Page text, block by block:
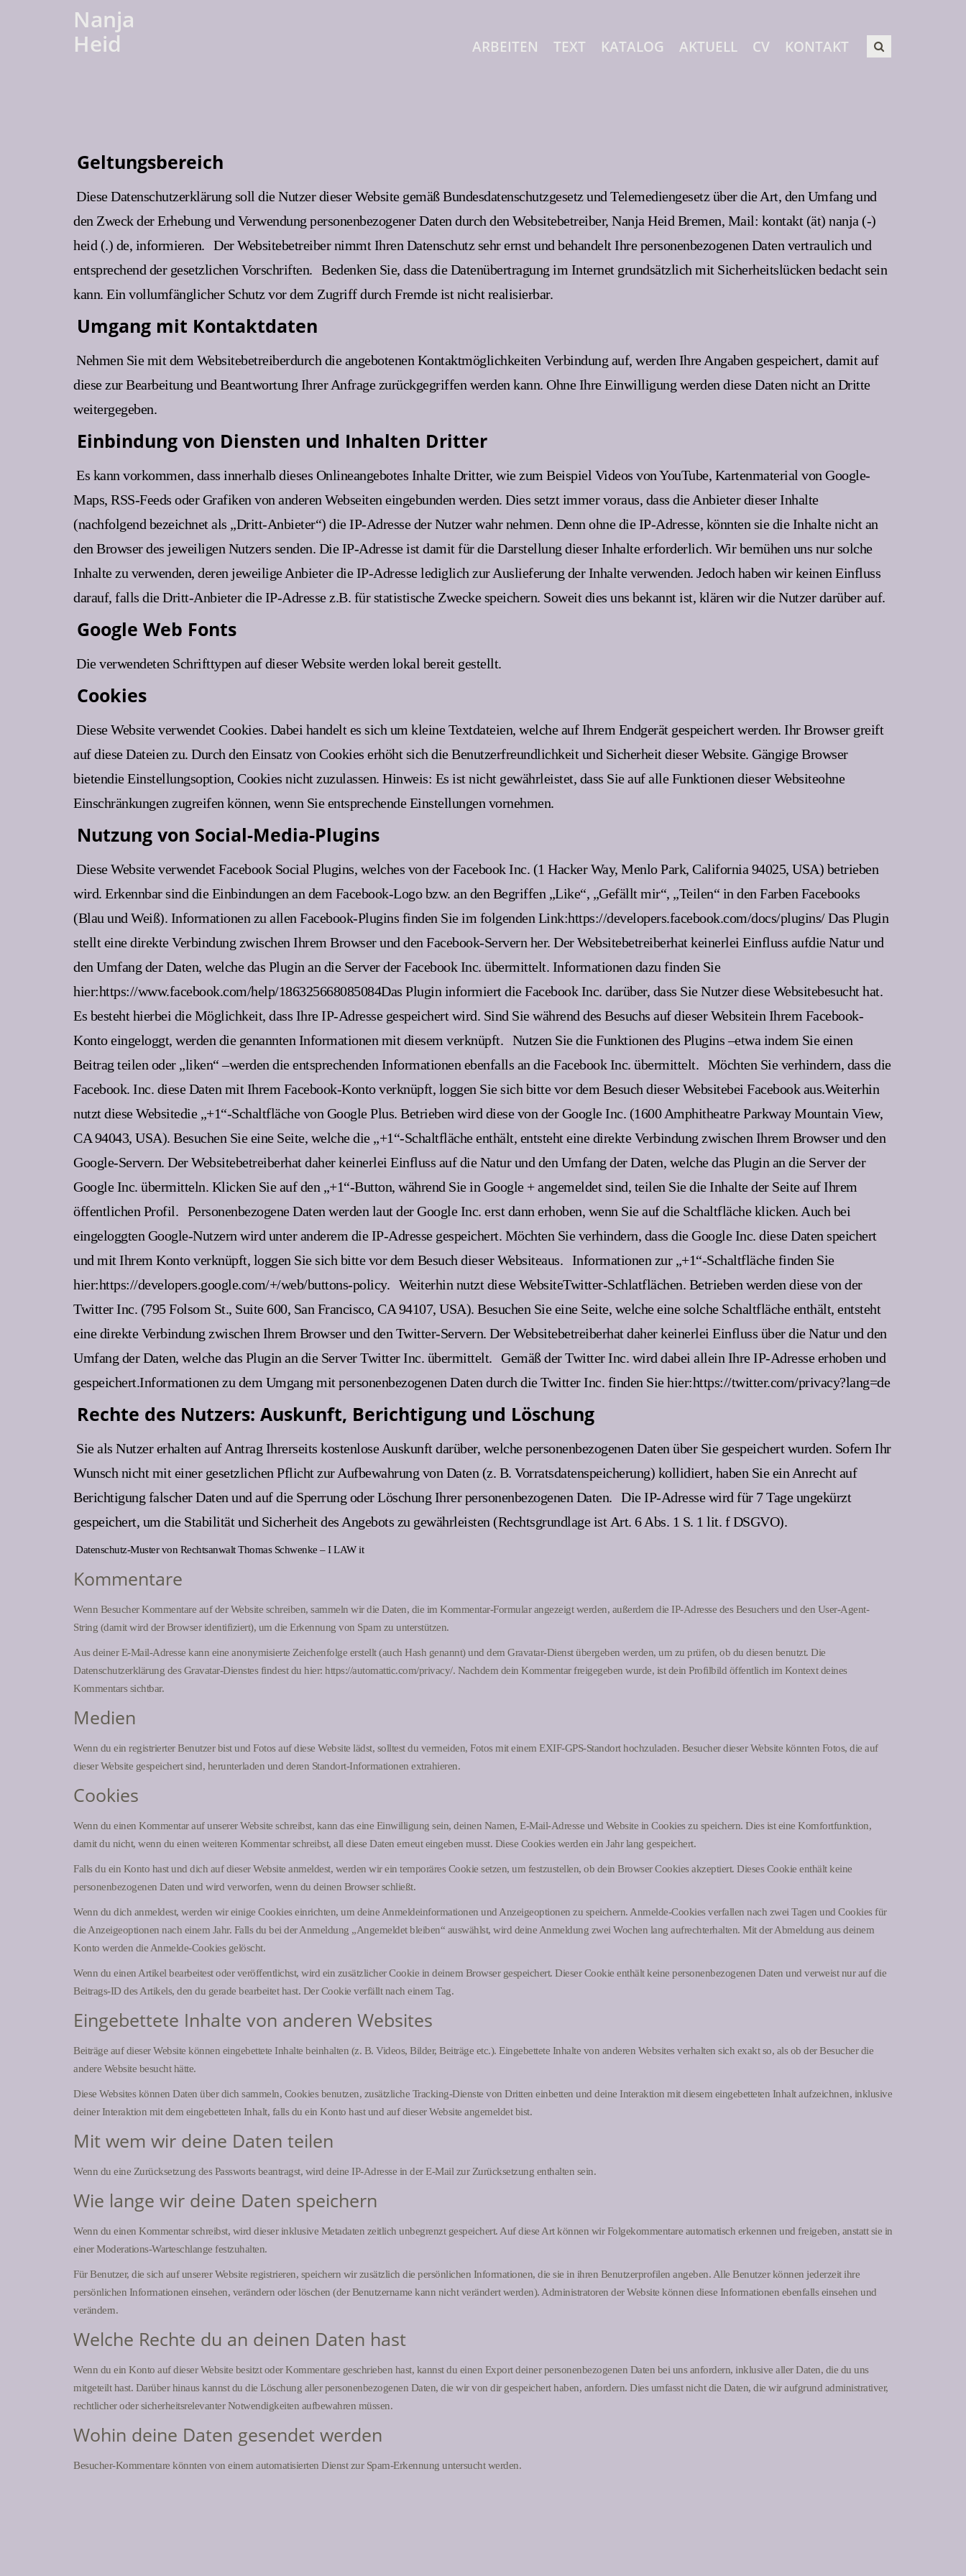
Nanja
Heid
ARBEITEN TEXT KATALOG AKTUELL CV KONTAKT
Geltungsbereich
Diese Datenschutzerklärung soll die Nutzer dieser Website gemäß Bundesdatenschutzgesetz und Telemediengesetz über die Art, den Umfang und
den Zweck der Erhebung und Verwendung personenbezogener Daten durch den Websitebetreiber, Nanja Heid Bremen, Mail: kontakt (ät) nanja (-)
heid (.) de, informieren. Der Websitebetreiber nimmt Ihren Datenschutz sehr ernst und behandelt Ihre personenbezogenen Daten vertraulich und
entsprechend der gesetzlichen Vorschriften. Bedenken Sie, dass die Datenübertragung im Internet grundsätzlich mit Sicherheitslücken bedacht sein
kann. Ein vollumfänglicher Schutz vor dem Zugriff durch Fremde ist nicht realisierbar.
Umgang mit Kontaktdaten
Nehmen Sie mit dem Websitebetreiberdurch die angebotenen Kontaktmöglichkeiten Verbindung auf, werden Ihre Angaben gespeichert, damit auf
diese zur Bearbeitung und Beantwortung Ihrer Anfrage zurückgegriffen werden kann. Ohne Ihre Einwilligung werden diese Daten nicht an Dritte
weitergegeben.
Einbindung von Diensten und Inhalten Dritter
Es kann vorkommen, dass innerhalb dieses Onlineangebotes Inhalte Dritter, wie zum Beispiel Videos von YouTube, Kartenmaterial von Google-
Maps, RSS-Feeds oder Grafiken von anderen Webseiten eingebunden werden. Dies setzt immer voraus, dass die Anbieter dieser Inhalte
(nachfolgend bezeichnet als „Dritt-Anbieter“) die IP-Adresse der Nutzer wahr nehmen. Denn ohne die IP-Adresse, könnten sie die Inhalte nicht an
den Browser des jeweiligen Nutzers senden. Die IP-Adresse ist damit für die Darstellung dieser Inhalte erforderlich. Wir bemühen uns nur solche
Inhalte zu verwenden, deren jeweilige Anbieter die IP-Adresse lediglich zur Auslieferung der Inhalte verwenden. Jedoch haben wir keinen Einfluss
darauf, falls die Dritt-Anbieter die IP-Adresse z.B. für statistische Zwecke speichern. Soweit dies uns bekannt ist, klären wir die Nutzer darüber auf.
Google Web Fonts
Die verwendeten Schrifttypen auf dieser Website werden lokal bereit gestellt.
Cookies
Diese Website verwendet Cookies. Dabei handelt es sich um kleine Textdateien, welche auf Ihrem Endgerät gespeichert werden. Ihr Browser greift
auf diese Dateien zu. Durch den Einsatz von Cookies erhöht sich die Benutzerfreundlichkeit und Sicherheit dieser Website. Gängige Browser
bietendie Einstellungsoption, Cookies nicht zuzulassen. Hinweis: Es ist nicht gewährleistet, dass Sie auf alle Funktionen dieser Websiteohne
Einschränkungen zugreifen können, wenn Sie entsprechende Einstellungen vornehmen.
Nutzung von Social-Media-Plugins
Diese Website verwendet Facebook Social Plugins, welches von der Facebook Inc. (1 Hacker Way, Menlo Park, California 94025, USA) betrieben
wird. Erkennbar sind die Einbindungen an dem Facebook-Logo bzw. an den Begriffen „Like“, „Gefällt mir“, „Teilen“ in den Farben Facebooks
(Blau und Weiß). Informationen zu allen Facebook-Plugins finden Sie im folgenden Link:https://developers.facebook.com/docs/plugins/ Das Plugin
stellt eine direkte Verbindung zwischen Ihrem Browser und den Facebook-Servern her. Der Websitebetreiberhat keinerlei Einfluss aufdie Natur und
den Umfang der Daten, welche das Plugin an die Server der Facebook Inc. übermittelt. Informationen dazu finden Sie
hier:https://www.facebook.com/help/186325668085084Das Plugin informiert die Facebook Inc. darüber, dass Sie Nutzer diese Websitebesucht hat.
Es besteht hierbei die Möglichkeit, dass Ihre IP-Adresse gespeichert wird. Sind Sie während des Besuchs auf dieser Websitein Ihrem Facebook-
Konto eingeloggt, werden die genannten Informationen mit diesem verknüpft. Nutzen Sie die Funktionen des Plugins –etwa indem Sie einen
Beitrag teilen oder „liken“ –werden die entsprechenden Informationen ebenfalls an die Facebook Inc. übermittelt. Möchten Sie verhindern, dass die
Facebook. Inc. diese Daten mit Ihrem Facebook-Konto verknüpft, loggen Sie sich bitte vor dem Besuch dieser Websitebei Facebook aus.Weiterhin
nutzt diese Websitedie „+1“-Schaltfläche von Google Plus. Betrieben wird diese von der Google Inc. (1600 Amphitheatre Parkway Mountain View,
CA 94043, USA). Besuchen Sie eine Seite, welche die „+1“-Schaltfläche enthält, entsteht eine direkte Verbindung zwischen Ihrem Browser und den
Google-Servern. Der Websitebetreiberhat daher keinerlei Einfluss auf die Natur und den Umfang der Daten, welche das Plugin an die Server der
Google Inc. übermitteln. Klicken Sie auf den „+1“-Button, während Sie in Google + angemeldet sind, teilen Sie die Inhalte der Seite auf Ihrem
öffentlichen Profil. Personenbezogene Daten werden laut der Google Inc. erst dann erhoben, wenn Sie auf die Schaltfläche klicken. Auch bei
eingeloggten Google-Nutzern wird unter anderem die IP-Adresse gespeichert. Möchten Sie verhindern, dass die Google Inc. diese Daten speichert
und mit Ihrem Konto verknüpft, loggen Sie sich bitte vor dem Besuch dieser Websiteaus. Informationen zur „+1“-Schaltfläche finden Sie
hier:https://developers.google.com/+/web/buttons-policy. Weiterhin nutzt diese WebsiteTwitter-Schlatflächen. Betrieben werden diese von der
Twitter Inc. (795 Folsom St., Suite 600, San Francisco, CA 94107, USA). Besuchen Sie eine Seite, welche eine solche Schaltfläche enthält, entsteht
eine direkte Verbindung zwischen Ihrem Browser und den Twitter-Servern. Der Websitebetreiberhat daher keinerlei Einfluss über die Natur und den
Umfang der Daten, welche das Plugin an die Server Twitter Inc. übermittelt. Gemäß der Twitter Inc. wird dabei allein Ihre IP-Adresse erhoben und
gespeichert.Informationen zu dem Umgang mit personenbezogenen Daten durch die Twitter Inc. finden Sie hier:https://twitter.com/privacy?lang=de
Rechte des Nutzers: Auskunft, Berichtigung und Löschung
Sie als Nutzer erhalten auf Antrag Ihrerseits kostenlose Auskunft darüber, welche personenbezogenen Daten über Sie gespeichert wurden. Sofern Ihr
Wunsch nicht mit einer gesetzlichen Pflicht zur Aufbewahrung von Daten (z. B. Vorratsdatenspeicherung) kollidiert, haben Sie ein Anrecht auf
Berichtigung falscher Daten und auf die Sperrung oder Löschung Ihrer personenbezogenen Daten. Die IP-Adresse wird für 7 Tage ungekürzt
gespeichert, um die Stabilität und Sicherheit des Angebots zu gewährleisten (Rechtsgrundlage ist Art. 6 Abs. 1 S. 1 lit. f DSGVO).
Datenschutz-Muster von Rechtsanwalt Thomas Schwenke – I LAW it
Kommentare
Wenn Besucher Kommentare auf der Website schreiben, sammeln wir die Daten, die im Kommentar-Formular angezeigt werden, außerdem die IP-Adresse des Besuchers und den User-Agent-
String (damit wird der Browser identifiziert), um die Erkennung von Spam zu unterstützen.
Aus deiner E-Mail-Adresse kann eine anonymisierte Zeichenfolge erstellt (auch Hash genannt) und dem Gravatar-Dienst übergeben werden, um zu prüfen, ob du diesen benutzt. Die
Datenschutzerklärung des Gravatar-Dienstes findest du hier: https://automattic.com/privacy/. Nachdem dein Kommentar freigegeben wurde, ist dein Profilbild öffentlich im Kontext deines
Kommentars sichtbar.
Medien
Wenn du ein registrierter Benutzer bist und Fotos auf diese Website lädst, solltest du vermeiden, Fotos mit einem EXIF-GPS-Standort hochzuladen. Besucher dieser Website könnten Fotos, die auf
dieser Website gespeichert sind, herunterladen und deren Standort-Informationen extrahieren.
Cookies
Wenn du einen Kommentar auf unserer Website schreibst, kann das eine Einwilligung sein, deinen Namen, E-Mail-Adresse und Website in Cookies zu speichern. Dies ist eine Komfortfunktion,
damit du nicht, wenn du einen weiteren Kommentar schreibst, all diese Daten erneut eingeben musst. Diese Cookies werden ein Jahr lang gespeichert.
Falls du ein Konto hast und dich auf dieser Website anmeldest, werden wir ein temporäres Cookie setzen, um festzustellen, ob dein Browser Cookies akzeptiert. Dieses Cookie enthält keine
personenbezogenen Daten und wird verworfen, wenn du deinen Browser schließt.
Wenn du dich anmeldest, werden wir einige Cookies einrichten, um deine Anmeldeinformationen und Anzeigeoptionen zu speichern. Anmelde-Cookies verfallen nach zwei Tagen und Cookies für
die Anzeigeoptionen nach einem Jahr. Falls du bei der Anmeldung „Angemeldet bleiben“ auswählst, wird deine Anmeldung zwei Wochen lang aufrechterhalten. Mit der Abmeldung aus deinem
Konto werden die Anmelde-Cookies gelöscht.
Wenn du einen Artikel bearbeitest oder veröffentlichst, wird ein zusätzlicher Cookie in deinem Browser gespeichert. Dieser Cookie enthält keine personenbezogenen Daten und verweist nur auf die
Beitrags-ID des Artikels, den du gerade bearbeitet hast. Der Cookie verfällt nach einem Tag.
Eingebettete Inhalte von anderen Websites
Beiträge auf dieser Website können eingebettete Inhalte beinhalten (z. B. Videos, Bilder, Beiträge etc.). Eingebettete Inhalte von anderen Websites verhalten sich exakt so, als ob der Besucher die
andere Website besucht hätte.
Diese Websites können Daten über dich sammeln, Cookies benutzen, zusätzliche Tracking-Dienste von Dritten einbetten und deine Interaktion mit diesem eingebetteten Inhalt aufzeichnen, inklusive
deiner Interaktion mit dem eingebetteten Inhalt, falls du ein Konto hast und auf dieser Website angemeldet bist.
Mit wem wir deine Daten teilen
Wenn du eine Zurücksetzung des Passworts beantragst, wird deine IP-Adresse in der E-Mail zur Zurücksetzung enthalten sein.
Wie lange wir deine Daten speichern
Wenn du einen Kommentar schreibst, wird dieser inklusive Metadaten zeitlich unbegrenzt gespeichert. Auf diese Art können wir Folgekommentare automatisch erkennen und freigeben, anstatt sie in
einer Moderations-Warteschlange festzuhalten.
Für Benutzer, die sich auf unserer Website registrieren, speichern wir zusätzlich die persönlichen Informationen, die sie in ihren Benutzerprofilen angeben. Alle Benutzer können jederzeit ihre
persönlichen Informationen einsehen, verändern oder löschen (der Benutzername kann nicht verändert werden). Administratoren der Website können diese Informationen ebenfalls einsehen und
verändern.
Welche Rechte du an deinen Daten hast
Wenn du ein Konto auf dieser Website besitzt oder Kommentare geschrieben hast, kannst du einen Export deiner personenbezogenen Daten bei uns anfordern, inklusive aller Daten, die du uns
mitgeteilt hast. Darüber hinaus kannst du die Löschung aller personenbezogenen Daten, die wir von dir gespeichert haben, anfordern. Dies umfasst nicht die Daten, die wir aufgrund administrativer,
rechtlicher oder sicherheitsrelevanter Notwendigkeiten aufbewahren müssen.
Wohin deine Daten gesendet werden
Besucher-Kommentare könnten von einem automatisierten Dienst zur Spam-Erkennung untersucht werden.